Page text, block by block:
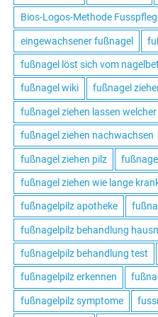
Bios-Logos-Methode
eingewachsener fußnagel
fußnagel löst sich vom
fußnagel wiki fußnagel
fußnagel ziehen lassen
fußnagel ziehen nachwachsen
fußnagel ziehen pilz
fußnagel ziehen wie lange
fußnagelpilz apotheke
fußnagelpilz behandlung
fußnagelpilz behandlung test
fußnagelpilz erkennen
fußnagelpilz symptome